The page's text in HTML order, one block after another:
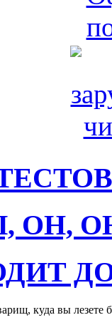
ОН,
куда вы лезете